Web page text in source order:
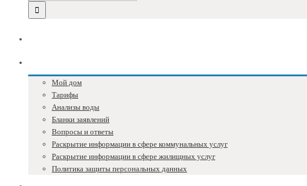
Мой дом
Тарифы
Анализы воды
Бланки заявлений
Вопросы и ответы
Раскрытие информации в сфере коммунальных услуг
Раскрытие информации в сфере жилищных услуг
Политика защиты персональных данных